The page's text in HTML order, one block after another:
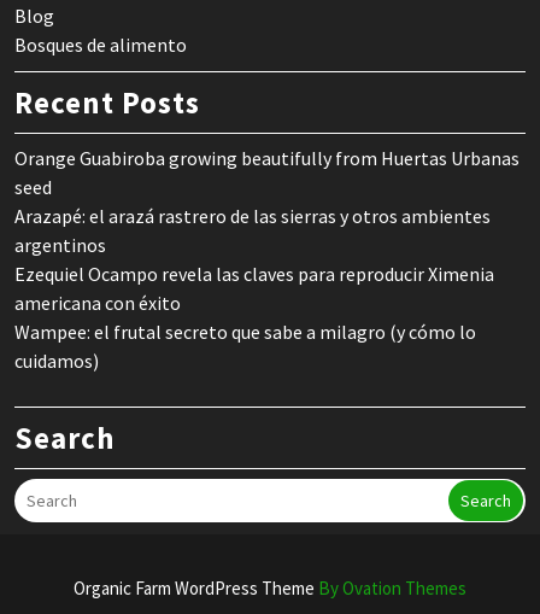
Blog
Bosques de alimento
Recent Posts
Orange Guabiroba growing beautifully from Huertas Urbanas
seed
Arazapé: el arazá rastrero de las sierras y otros ambientes
argentinos
Ezequiel Ocampo revela las claves para reproducir Ximenia
americana con éxito
Wampee: el frutal secreto que sabe a milagro (y cómo lo
cuidamos)
Search
Search
Organic Farm WordPress Theme By Ovation Themes